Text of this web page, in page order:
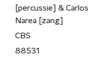
[percussie] & Carlos
Narea [zang]
CBS
88531